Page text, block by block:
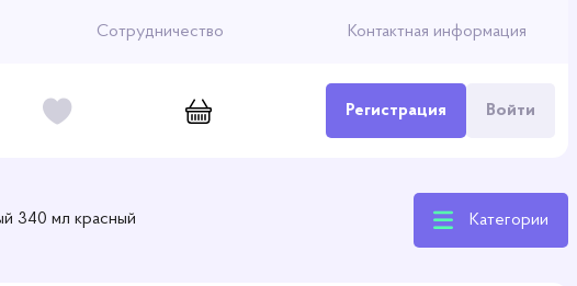
Сотрудничество Контактная информация
Регистрация Войти
340 мл красный Категории